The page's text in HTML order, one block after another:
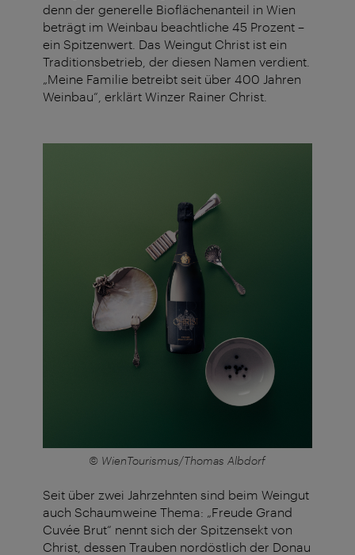
denn der generelle Bioflächenanteil in Wien
beträgt im Weinbau beachtliche 45 Prozent –
ein Spitzenwert. Das Weingut Christ ist ein
Traditionsbetrieb, der diesen Namen verdient.
„Meine Familie betreibt seit über 400 Jahren
Weinbau“, erklärt Winzer Rainer Christ.
© WienTourismus/Thomas Albdorf
Seit über zwei Jahrzehnten sind beim Weingut
auch Schaumweine Thema: „Freude Grand
Cuvée Brut“ nennt sich der Spitzensekt von
Christ , dessen Trauben nordöstlich der Donau